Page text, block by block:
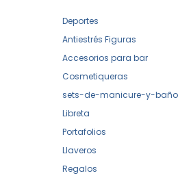
Deportes
Antiestrés Figuras
Accesorios para bar
Cosmetiqueras
sets-de-manicure-y-baño
Libreta
Portafolios
Llaveros
Regalos